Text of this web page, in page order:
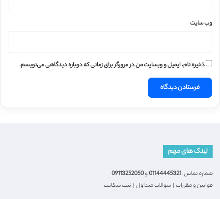
وب‌ سایت
ذخیره نام، ایمیل و وبسایت من در مرورگر برای زمانی که دوباره دیدگاهی می‌نویسم.
لینک های مهم
شماره تماس:01144445321و09113252050
قوانین و مقررات | سوالات متداول | ثبت شکایت